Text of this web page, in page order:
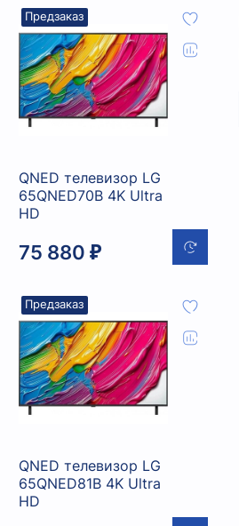
Предзаказ
QNED телевизор LG
65QNED70B 4K Ultra
HD
75 880 ₽
Предзаказ
QNED телевизор LG
65QNED81B 4K Ultra
HD